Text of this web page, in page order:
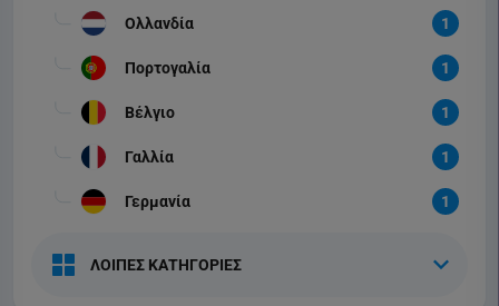
Ολλανδία 1
Πορτογαλία 1
Βέλγιο 1
Γαλλία 1
Γερμανία 1
ΛΟΙΠΕΣ ΚΑΤΗΓΟΡΙΕΣ